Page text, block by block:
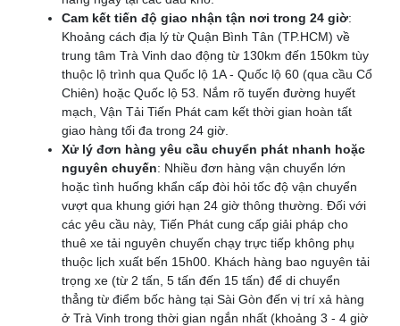
Cam kết tiến độ giao nhận tận nơi trong 24 giờ:
Khoảng cách địa lý từ Quận Bình Tân (TP.HCM) về
trung tâm Trà Vinh dao động từ 130km đến 150km tùy
thuộc lộ trình qua Quốc lộ 1A - Quốc lộ 60 (qua cầu Cổ
Chiên) hoặc Quốc lộ 53. Nắm rõ tuyến đường huyết
mạch, Vận Tải Tiến Phát cam kết thời gian hoàn tất
giao hàng tối đa trong 24 giờ.
Xử lý đơn hàng yêu cầu chuyển phát nhanh hoặc
nguyên chuyến: Nhiều đơn hàng vận chuyển lớn
hoặc tình huống khẩn cấp đòi hỏi tốc độ vận chuyển
vượt qua khung giới hạn 24 giờ thông thường. Đối với
các yêu cầu này, Tiến Phát cung cấp giải pháp cho
thuê xe tải nguyên chuyến chạy trực tiếp không phụ
thuộc lịch xuất bến 15h00. Khách hàng bao nguyên tải
trọng xe (từ 2 tấn, 5 tấn đến 15 tấn) để di chuyển
thẳng từ điểm bốc hàng tại Sài Gòn đến vị trí xả hàng
ở Trà Vinh trong thời gian ngắn nhất (khoảng 3 - 4 giờ